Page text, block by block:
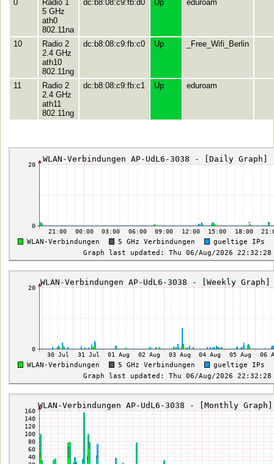
0
Radio 1
5 GHz
ath0
802.11na
dc:b8:08:c9:fb:d0 Up eduroam
10
Radio 2
2.4 GHz
ath10
802.11ng
dc:b8:08:c9:fb:c0 Up _Free_Wifi_Berlin
11
Radio 2
2.4 GHz
ath11
802.11ng
dc:b8:08:c9:fb:c1 Up eduroam